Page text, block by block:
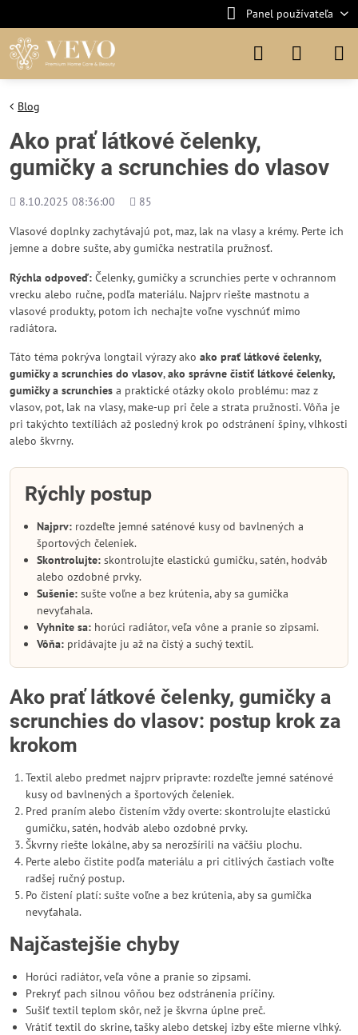
Panel používateľa
Blog
Ako prať látkové čelenky,
gumičky a scrunchies do vlasov
Pridané
8.10.2025 08:36:00
Počet
85
Vlasové doplnky zachytávajú pot, maz, lak na vlasy a krémy. Perte ich
jemne a dobre sušte, aby gumička nestratila pružnosť.
Rýchla odpoveď: Čelenky, gumičky a scrunchies perte v ochrannom
vrecku alebo ručne, podľa materiálu. Najprv riešte mastnotu a
vlasové produkty, potom ich nechajte voľne vyschnúť mimo
radiátora.
Táto téma pokrýva longtail výrazy ako ako prať látkové čelenky,
gumičky a scrunchies do vlasov,ako správne čistiť látkové čelenky,
gumičky a scrunchies a praktické otázky okolo problému: maz z
vlasov, pot, lak na vlasy, make-up pri čele a strata pružnosti. Vôňa je
pri takýchto textíliách až posledný krok po odstránení špiny, vlhkosti
alebo škvrny.
Rýchly postup
Najprv: rozdeľte jemné saténové kusy od bavlnených a
športových čeleniek.
Skontrolujte: skontrolujte elastickú gumičku, satén, hodváb
alebo ozdobné prvky.
Sušenie: sušte voľne a bez krútenia, aby sa gumička
nevyťahala.
Vyhnite sa: horúci radiátor, veľa vône a pranie so zipsami.
Vôňa: pridávajte ju až na čistý a suchý textil.
Ako prať látkové čelenky, gumičky a
scrunchies do vlasov: postup krok za
krokom
Textil alebo predmet najprv pripravte: rozdeľte jemné saténové
kusy od bavlnených a športových čeleniek.
Pred praním alebo čistením vždy overte: skontrolujte elastickú
gumičku, satén, hodváb alebo ozdobné prvky.
Škvrny riešte lokálne, aby sa nerozšírili na väčšiu plochu.
Perte alebo čistite podľa materiálu a pri citlivých častiach voľte
radšej ručný postup.
Po čistení platí: sušte voľne a bez krútenia, aby sa gumička
nevyťahala.
Najčastejšie chyby
Horúci radiátor, veľa vône a pranie so zipsami.
Prekryť pach silnou vôňou bez odstránenia príčiny.
Sušiť textil teplom skôr, než je škvrna úplne preč.
Vrátiť textil do skrine, tašky alebo detskej izby ešte mierne vlhký.